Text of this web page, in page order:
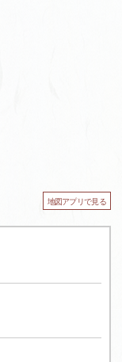
地図アプリで見る